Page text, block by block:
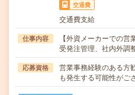
交通費
交通費支給
仕事内容
【外資メーカーでの
受発注管理、社内外調
応募資格
営業事務経験のある方
も発生する可能性が